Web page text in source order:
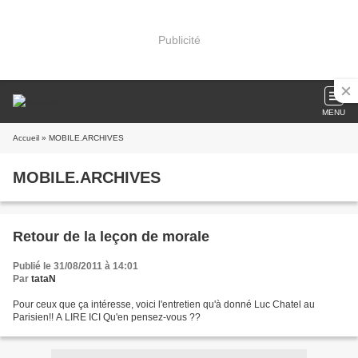
Publicité
MENU
Accueil » MOBILE.ARCHIVES
MOBILE.ARCHIVES
Retour de la leçon de morale
Publié le 31/08/2011 à 14:01
Par tataN
Pour ceux que ça intéresse, voici l'entretien qu'à donné Luc Chatel au
Parisien!! A LIRE ICI Qu'en pensez-vous ??